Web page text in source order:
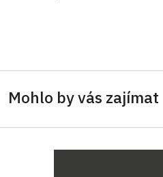
Mohlo by vás zajímat